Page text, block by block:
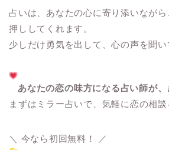
占いは、あなたの心に寄り添いなが
押ししてくれます。
少しだけ勇気を出して、心の声を聞
あなたの恋の味方になる占い師が、
まずはミラー占いで、気軽に恋の相
＼ 今なら初回無料！ ／